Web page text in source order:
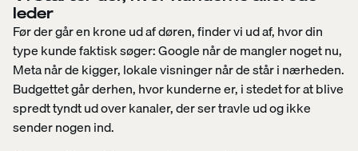
leder
Før der går en krone ud af døren, finder vi ud af, hvor din
type kunde faktisk søger: Google når de mangler noget nu,
Meta når de kigger, lokale visninger når de står i nærheden.
Budgettet går derhen, hvor kunderne er, i stedet for at blive
spredt tyndt ud over kanaler, der ser travle ud og ikke
sender nogen ind.